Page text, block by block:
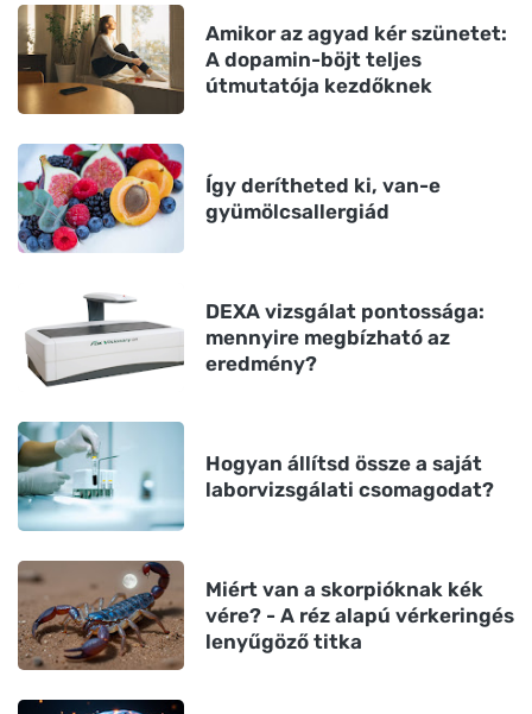
Amikor az agyad kér szünetet:
A dopamin-böjt teljes
útmutatója kezdőknek
Így derítheted ki, van-e
gyümölcsallergiád
DEXA vizsgálat pontossága:
mennyire megbízható az
eredmény?
Hogyan állítsd össze a saját
laborvizsgálati csomagodat?
Miért van a skorpióknak kék
vére? - A réz alapú vérkeringés
lenyűgöző titka